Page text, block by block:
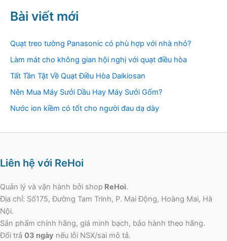
Bài viết mới
Quạt treo tường Panasonic có phù hợp với nhà nhỏ?
Làm mát cho không gian hội nghị với quạt điều hòa
Tất Tần Tật Về Quạt Điều Hòa Daikiosan
Nên Mua Máy Sưởi Dầu Hay Máy Sưởi Gốm?
Nước ion kiềm có tốt cho người đau dạ dày
Liên hệ với ReHoi
Quản lý và vận hành bởi shop ReHoi.
Địa chỉ: Số175, Đường Tam Trinh, P. Mai Động, Hoàng Mai, Hà
Nội.
Sản phẩm chính hãng, giá minh bạch, bảo hành theo hãng.
Đổi trả 03 ngày nếu lỗi NSX/sai mô tả.